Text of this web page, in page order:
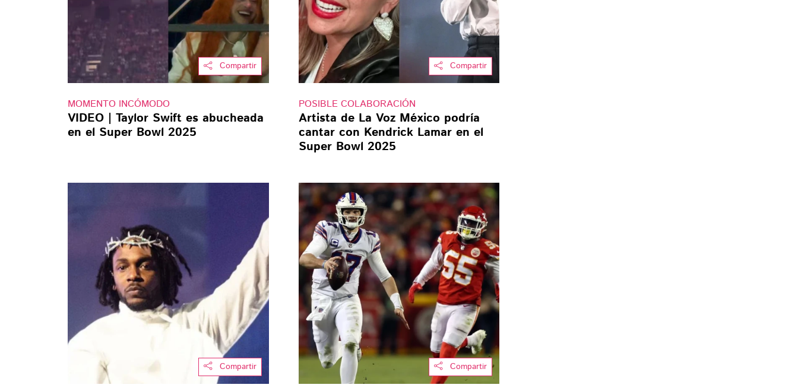
Compartir
MOMENTO INCÓMODO
VIDEO | Taylor Swift es abucheada
en el Super Bowl 2025
Compartir
POSIBLE COLABORACIÓN
Artista de La Voz México podría
cantar con Kendrick Lamar en el
Super Bowl 2025
Compartir Compartir